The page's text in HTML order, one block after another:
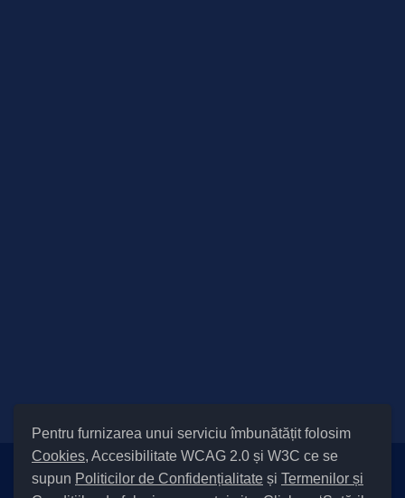
Pentru furnizarea unui serviciu îmbunătățit folosim
Cookies, Accesibilitate WCAG 2.0 și W3C ce se
supun Politicilor de Confidențialitate și Termenilor și
Setări Cookies și Accesibilitate